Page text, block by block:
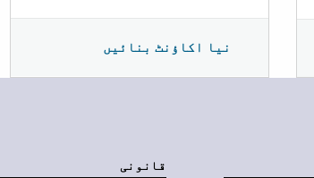
نیا اکاؤنٹ بنائیں
قانونی